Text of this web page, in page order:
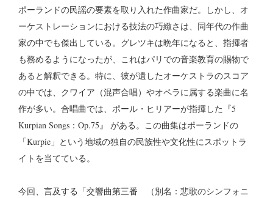
ポーランドの民謡の要素を取り入れた作曲家だ。しかし、オ
ーケストレーションにおける技法の巧緻さは、同年代の作曲
家の中でも傑出している。グレツキは晩年になると、指揮者
も務めるようになったが、これはパリでの音楽教育の賜物で
あると解釈できる。特に、彼が遺したオーケストラのスコア
の中では、クワイア（混声合唱）やオペラに属する楽曲に名
作が多い。合唱曲では、ポール・ヒリアーが指揮した『5
Kurpian Songs：Op.75』 がある。この曲集はポーランドの
「Kurpie」という地域の独自の民族性や文化性にスポットラ
イトを当てている。
今回、言及する「交響曲第三番 （別名：悲歌のシンフォニ